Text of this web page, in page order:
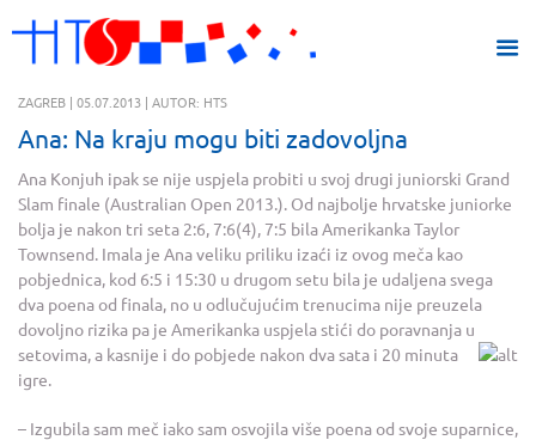
ZAGREB | 05.07.2013 | AUTOR: HTS
Ana: Na kraju mogu biti zadovoljna
Ana Konjuh ipak se nije uspjela probiti u svoj drugi juniorski Grand
Slam finale (Australian Open 2013.). Od najbolje hrvatske juniorke
bolja je nakon tri seta 2:6, 7:6(4), 7:5 bila Amerikanka Taylor
Townsend. Imala je Ana veliku priliku izaći iz ovog meča kao
pobjednica, kod 6:5 i 15:30 u drugom setu bila je udaljena svega
dva poena od finala, no u odlučujućim trenucima nije preuzela
dovoljno rizika pa je Amerikanka uspjela stići do poravnanja u
setovima, a kasnije i do pobjede nakon dva sata i 20 minuta
igre.
– Izgubila sam meč iako sam osvojila više poena od svoje suparnice,